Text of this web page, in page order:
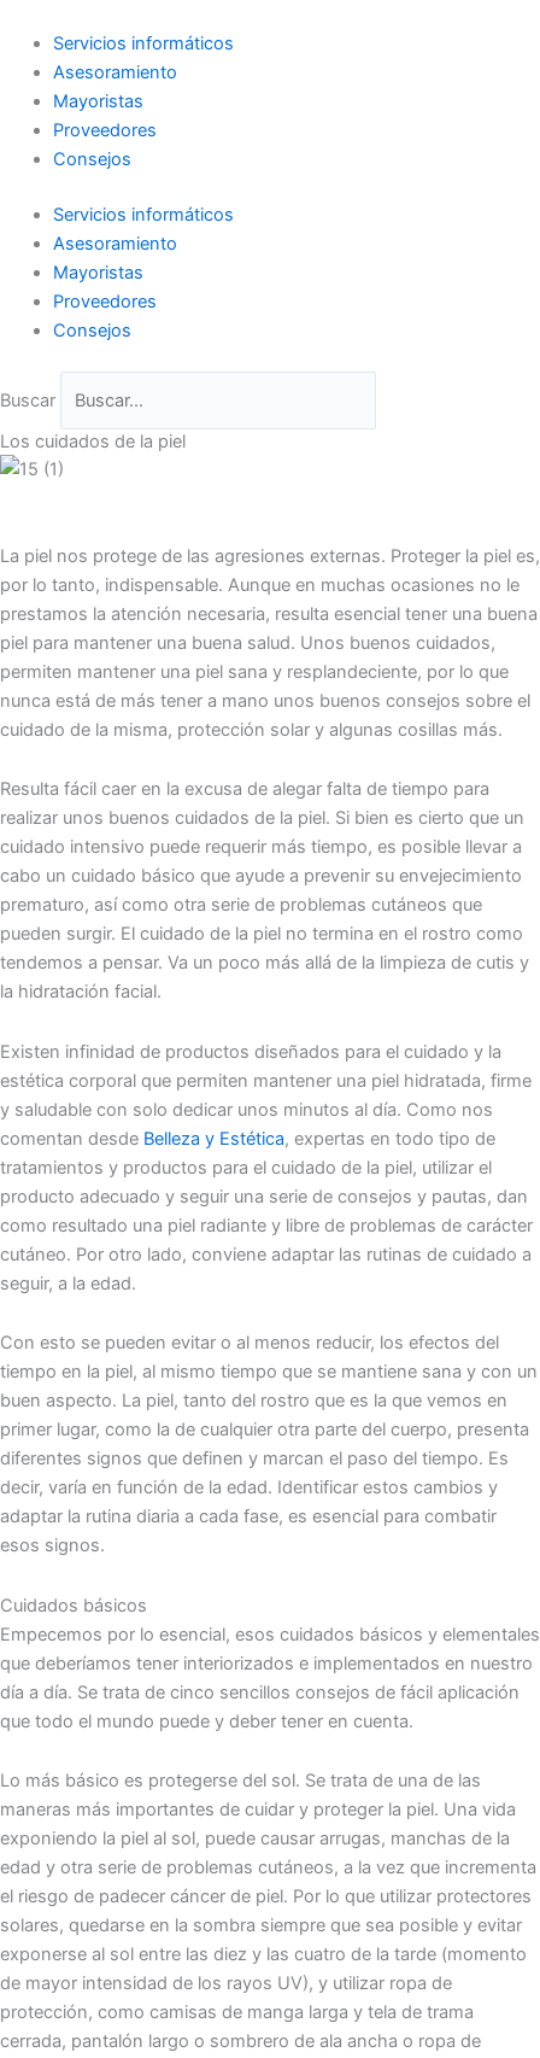
contenido
Servicios informáticos
Asesoramiento
Mayoristas
Proveedores
Consejos
Servicios informáticos
Asesoramiento
Mayoristas
Proveedores
Consejos
Buscar
Los cuidados de la piel
La piel nos protege de las agresiones externas. Proteger la piel es,
por lo tanto, indispensable. Aunque en muchas ocasiones no le
prestamos la atención necesaria, resulta esencial tener una buena
piel para mantener una buena salud. Unos buenos cuidados,
permiten mantener una piel sana y resplandeciente, por lo que
nunca está de más tener a mano unos buenos consejos sobre el
cuidado de la misma, protección solar y algunas cosillas más.
Resulta fácil caer en la excusa de alegar falta de tiempo para
realizar unos buenos cuidados de la piel. Si bien es cierto que un
cuidado intensivo puede requerir más tiempo, es posible llevar a
cabo un cuidado básico que ayude a prevenir su envejecimiento
prematuro, así como otra serie de problemas cutáneos que
pueden surgir. El cuidado de la piel no termina en el rostro como
tendemos a pensar. Va un poco más allá de la limpieza de cutis y
la hidratación facial.
Existen infinidad de productos diseñados para el cuidado y la
estética corporal que permiten mantener una piel hidratada, firme
y saludable con solo dedicar unos minutos al día. Como nos
comentan desde Belleza y Estética, expertas en todo tipo de
tratamientos y productos para el cuidado de la piel, utilizar el
producto adecuado y seguir una serie de consejos y pautas, dan
como resultado una piel radiante y libre de problemas de carácter
cutáneo. Por otro lado, conviene adaptar las rutinas de cuidado a
seguir, a la edad.
Con esto se pueden evitar o al menos reducir, los efectos del
tiempo en la piel, al mismo tiempo que se mantiene sana y con un
buen aspecto. La piel, tanto del rostro que es la que vemos en
primer lugar, como la de cualquier otra parte del cuerpo, presenta
diferentes signos que definen y marcan el paso del tiempo. Es
decir, varía en función de la edad. Identificar estos cambios y
adaptar la rutina diaria a cada fase, es esencial para combatir
esos signos.
Cuidados básicos
Empecemos por lo esencial, esos cuidados básicos y elementales
que deberíamos tener interiorizados e implementados en nuestro
día a día. Se trata de cinco sencillos consejos de fácil aplicación
que todo el mundo puede y deber tener en cuenta.
Lo más básico es protegerse del sol. Se trata de una de las
maneras más importantes de cuidar y proteger la piel. Una vida
exponiendo la piel al sol, puede causar arrugas, manchas de la
edad y otra serie de problemas cutáneos, a la vez que incrementa
el riesgo de padecer cáncer de piel. Por lo que utilizar protectores
solares, quedarse en la sombra siempre que sea posible y evitar
exponerse al sol entre las diez y las cuatro de la tarde (momento
de mayor intensidad de los rayos UV), y utilizar ropa de
protección, como camisas de manga larga y tela de trama
cerrada, pantalón largo o sombrero de ala ancha o ropa de